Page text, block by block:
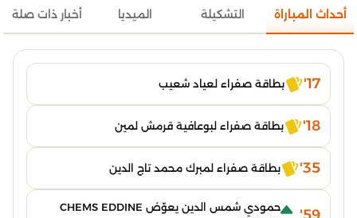
أحداث المباراة التشكيلة الميديا أخبار ذات صلة
17' بطاقة صفراء لعياد شعيب
18' بطاقة صفراء لبوعافية قرمش لمين
35' بطاقة صفراء لمبرك محمد تاج الدين
59'
حمودي شمس الدين يعوّض CHEMS EDDINE